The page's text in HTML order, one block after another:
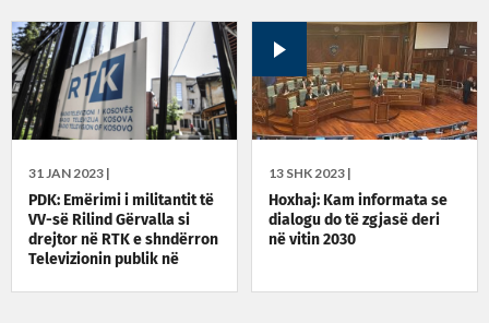
13 SHK 2023 |
Hoxhaj: Kam informata se
dialogu do të zgjasë deri
në vitin 2030
31 JAN 2023 |
PDK: Emërimi i militantit të
VV-së Rilind Gërvalla si
drejtor në RTK e shndërron
Televizionin publik në